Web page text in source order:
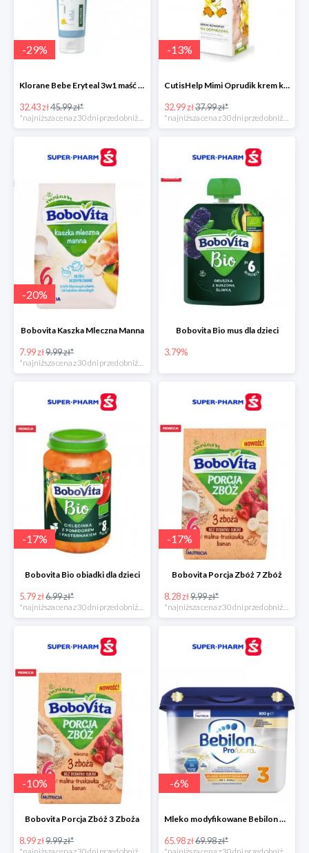
-29%
Klorane Bebe Eryteal 3w1 maść do przewijania dla dzieci
32.43 zł45.99 zł*
*najniższa cena z 30 dni przed obniżką
-13%
CutisHelp Mimi Oprudik krem konopny
32.99 zł37.99 zł*
*najniższa cena z 30 dni przed obniżką
-20%
Bobovita Kaszka Mleczna Manna
7.99 zł9.99 zł*
Bobovita Bio mus dla dzieci
3.79%
-17%
Bobovita Bio obiadki dla dzieci
5.79 zł6.99 zł*
-17%
Bobovita Porcja Zbóż 7 Zbóż
8.28 zł9.99 zł*
-10%
Bobovita Porcja Zbóż 3 Zboża
8.99 zł9.99 zł*
-6%
Mleko modyfikowane Bebilon Profutura 2, 3, 4 w promocyjnej cenie
65.98 zł69.98 zł*